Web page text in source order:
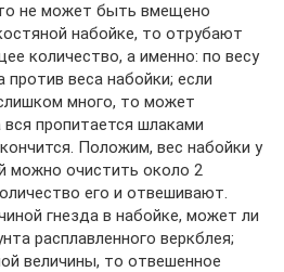
не может быть вмещено
набойке, то отрубают
количество, а именно: по весу
против веса набойки; если
много, то может
пропитается шлаками
Положим, вес набойки у
можно очистить около 2
его и отвешивают.
гнезда в набойке, может ли
расплавленного веркблея;
величины, то отвешенное